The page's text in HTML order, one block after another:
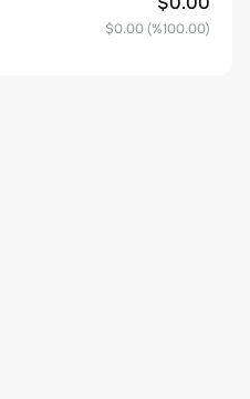
$0.00 (%100.00)